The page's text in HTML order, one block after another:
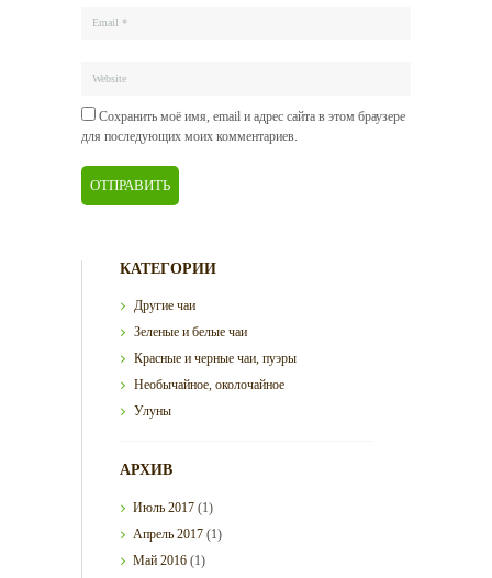
Сохранить моё имя, email и адрес сайта в этом браузере
для последующих моих комментариев.
КАТЕГОРИИ
Другие чаи
Зеленые и белые чаи
Красные и черные чаи, пуэры
Необычайное, околочайное
Улуны
АРХИВ
Июль2017 (1)
Апрель2017 (1)
Май2016 (1)